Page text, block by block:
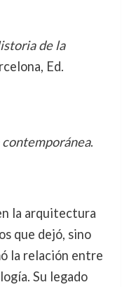
de la
Ed.
.
la arquitectura
que dejó, sino
la relación entre
Su legado